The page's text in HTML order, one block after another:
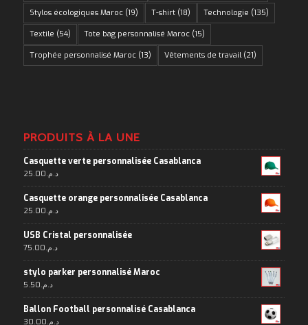
Stylos écologiques Maroc(19) T-shirt(18) Technologie (135)
Textile (54) Tote bag personnalisé Maroc(15)
Trophée personnalisé Maroc(13) Vêtements de travail(21)
PRODUITS À LA UNE
Casquette verte personnalisée Casablanca
د.م.25.00
Casquette orange personnalisée Casablanca
د.م.25.00
USB Cristal personnalisée
د.م.75.00
stylo parker personnalisé Maroc
د.م.5.50
Ballon Football personnalisé Casablanca
د.م.30.00